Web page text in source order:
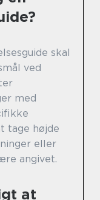
skal
ved
med
tage højde
eller
angivet.
at